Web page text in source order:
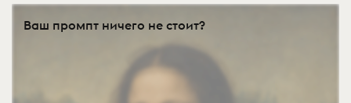
Ваш промпт ничего не стоит?